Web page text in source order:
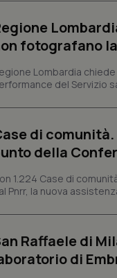
fotografano
Lombardia
del Servizio
di
della
1.224 Case di
Pnrr, la nuova
Raffaele di
di
PHPSESSID
_ga_KM60CM4NPH
_ga_0VMQEQKQ1N